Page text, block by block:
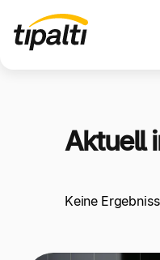
Lösungen
Ressourcen
Aktuell
Keine